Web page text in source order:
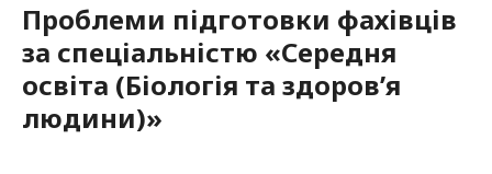
Проблеми підготовки фахівців
за спеціальністю «Середня
освіта (Біологія та здоровʼя
людини)»